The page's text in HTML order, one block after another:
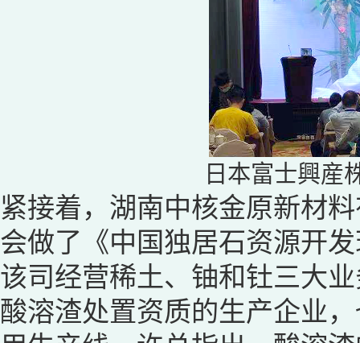
日本富士興産
紧接着，湖南中核金原新材
会做了《中国独居石资源开
该司经营稀土、铀和钍三大
酸溶渣处置资质的生产企业